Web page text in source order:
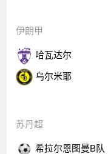
伊朗甲
哈瓦达尔
乌尔米耶
苏丹超
希拉尔恩图曼B队